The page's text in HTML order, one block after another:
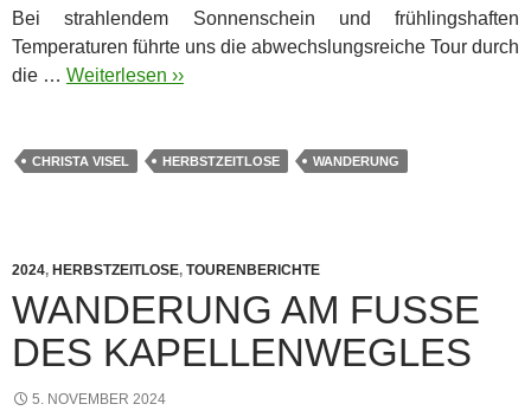
Bei strahlendem Sonnenschein und frühlingshaften
Temperaturen führte uns die abwechslungsreiche Tour durch
die … Weiterlesen ››
CHRISTA VISEL HERBSTZEITLOSE WANDERUNG
2024, HERBSTZEITLOSE, TOURENBERICHTE
WANDERUNG AM FUSSE D
ES KAPELLENWEGLES
5. NOVEMBER 2024